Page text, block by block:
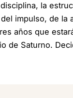
la
impulso, de la
años que
de Saturno.